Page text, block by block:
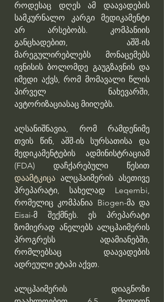
როდესაც დღეს ამ დაავადების
სამკურნალო კარგი მედიკამენტი
არ არსებობს. კომპანიის
განცხადებით, აშშ-ის
მარეგულირებლებს მონაცემებს
ივნისის ბოლომდე გაუგზავნის და
იმედი აქვს, რომ მომავალი წლის
პირველ ნახევარში,
ავტორიზაციასაც მიიღებს.
აღსანიშნავია, რომ რამდენიმე
თვის წინ, აშშ-ის სურსათისა და
მედიკამენტების ადმინისტრაციამ
დაამტკიცა ალცჰაიმერის ასეთივე
პრეპარატი, სახელად Leqembi,
რომელიც კომპანია Biogen-მა და
Eisai-მ შექმნეს. ეს პრეპარატი
ზომიერად ანელებს ალცჰაიმერის
პროგრესს ადამიანებში,
რომლებსაც დაავადების
ადრეული ეტაპი აქვთ.
ალცჰაიმერის დიაგნოზი